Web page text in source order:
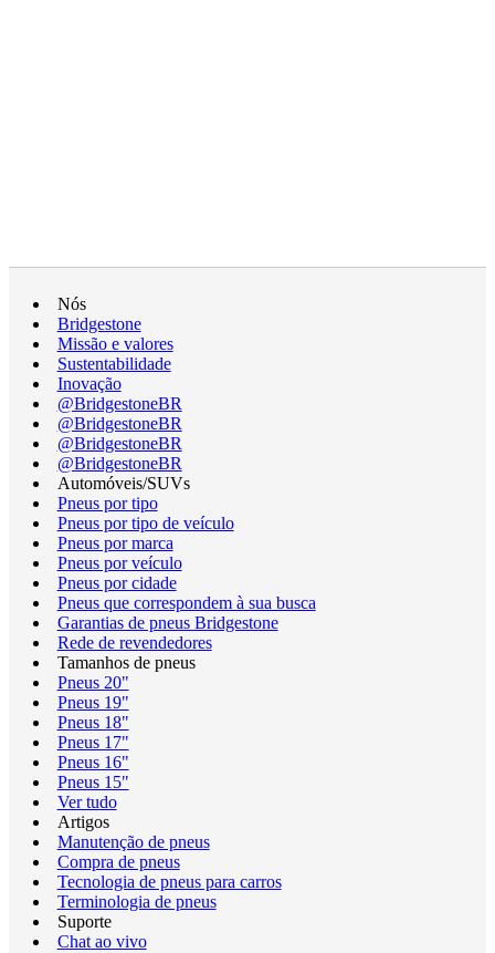
Nós
Bridgestone
Missão e valores
Sustentabilidade
Inovação
@BridgestoneBR
@BridgestoneBR
@BridgestoneBR
@BridgestoneBR
Automóveis/SUVs
Pneus por tipo
Pneus por tipo de veículo
Pneus por marca
Pneus por veículo
Pneus por cidade
Pneus que correspondem à sua busca
Garantias de pneus Bridgestone
Rede de revendedores
Tamanhos de pneus
Pneus 20"
Pneus 19"
Pneus 18"
Pneus 17"
Pneus 16"
Pneus 15"
Ver tudo
Artigos
Manutenção de pneus
Compra de pneus
Tecnologia de pneus para carros
Terminologia de pneus
Suporte
Chat ao vivo